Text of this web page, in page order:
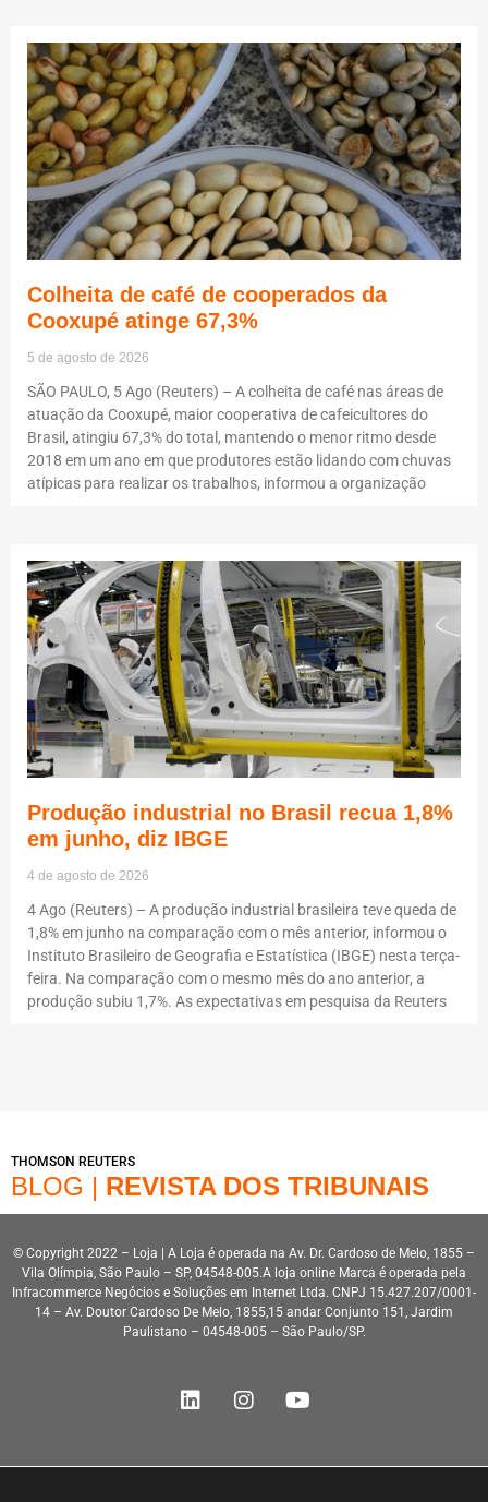
Colheita de café de cooperados da
Cooxupé atinge 67,3%
5 de agosto de 2026
SÃO PAULO, 5 Ago (Reuters) – A colheita de café nas áreas de
atuação da Cooxupé, maior cooperativa de cafeicultores do
Brasil, atingiu 67,3% do total, mantendo o menor ritmo desde
2018 em um ano em que produtores estão lidando com chuvas
atípicas para realizar os trabalhos, informou a organização
Produção industrial no Brasil recua 1,8%
em junho, diz IBGE
4 de agosto de 2026
4 Ago (Reuters) – A produção industrial brasileira teve queda de
1,8% em junho na comparação com o mês anterior, informou o
Instituto Brasileiro de Geografia e Estatística (IBGE) nesta terça-
feira. Na comparação com o mesmo mês do ano anterior, a
produção subiu 1,7%. As expectativas em pesquisa da Reuters
THOMSON REUTERS
BLOG | REVISTA DOS TRIBUNAIS
© Copyright 2022 – Loja | A Loja é operada na Av. Dr. Cardoso de Melo, 1855 –
Vila Olímpia, São Paulo – SP, 04548-005.A loja online Marca é operada pela
Infracommerce Negócios e Soluções em Internet Ltda. CNPJ 15.427.207/0001-
14 – Av. Doutor Cardoso De Melo, 1855,15 andar Conjunto 151, Jardim
Paulistano – 04548-005 – São Paulo/SP.